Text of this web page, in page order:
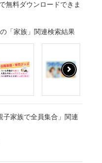
無料ダウンロードできま
「家族」関連検索結果
子家族で全員集合」関連